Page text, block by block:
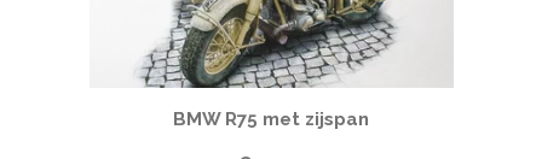
BMW R75 met zijspan